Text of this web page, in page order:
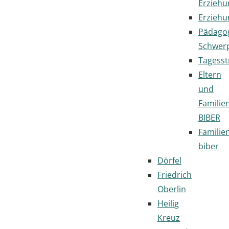
Eltern
und
BIBER
biber
Dörfel
Friedrich
Oberlin
Heilig
Kreuz